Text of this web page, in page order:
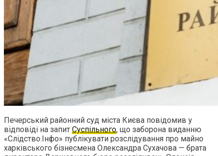
Печерський районний суд міста Києва повідомив у
відповіді на запит Суспільного, що заборона виданню
«Слідство.Інфо» публікувати розслідування про майно
харківського бізнесмена Олександра Сухачова — брата